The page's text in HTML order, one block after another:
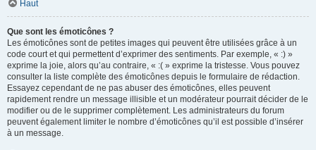
Haut
Que sont les émoticônes ?
Les émoticônes sont de petites images qui peuvent être utilisées grâce à un
code court et qui permettent d’exprimer des sentiments. Par exemple, « :) »
exprime la joie, alors qu’au contraire, « :( » exprime la tristesse. Vous pouvez
consulter la liste complète des émoticônes depuis le formulaire de rédaction.
Essayez cependant de ne pas abuser des émoticônes, elles peuvent
rapidement rendre un message illisible et un modérateur pourrait décider de le
modifier ou de le supprimer complètement. Les administrateurs du forum
peuvent également limiter le nombre d’émoticônes qu’il est possible d’insérer
à un message.